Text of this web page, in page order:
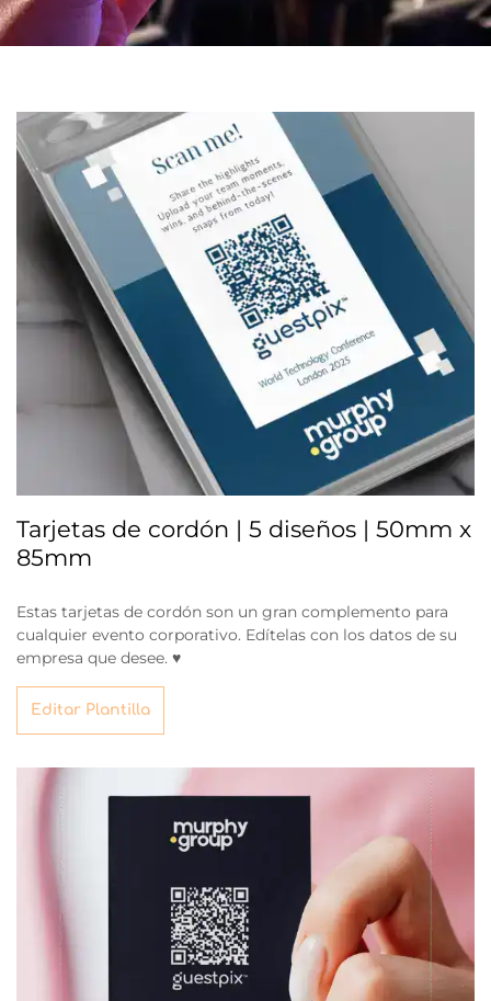
Tarjetas de cordón | 5 diseños | 50mm x
85mm
Estas tarjetas de cordón son un gran complemento para
cualquier evento corporativo. Edítelas con los datos de su
empresa que desee. ♥
Editar Plantilla